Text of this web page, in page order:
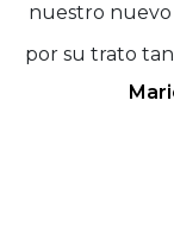
nuestro nuevo
por su trato